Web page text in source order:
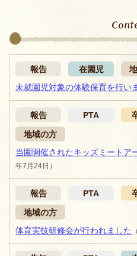
報告 在園児
未就園児対象の体験保育を行い
報告 PTA
地域の方
当園開催されたキッズミートア
年7月24日）
報告 PTA
地域の方
体育実技研修会が行われました